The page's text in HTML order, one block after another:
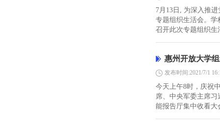
7月13日, 为深入推
专题组织生活会。
召开此次专题组织
惠州开放大学
发布时间:2021/7/1
今天上午8时，庆祝
席、中央军委主席
能报告厅集中收看